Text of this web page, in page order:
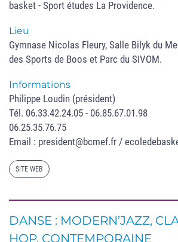
basket - Sport études La Providence.
Lieu
Gymnase Nicolas Fleury, Salle Bilyk du
des Sports de Boos et Parc du SIVOM.
Informations
Philippe Loudin (président)
Tél. 06.33.42.24.05 - 06.85.67.01.98
06.25.35.76.75
Email : president@bcmef.fr /
SITE WEB
DANSE : MODERN’JAZZ,
HOP, CONTEMPORAINE